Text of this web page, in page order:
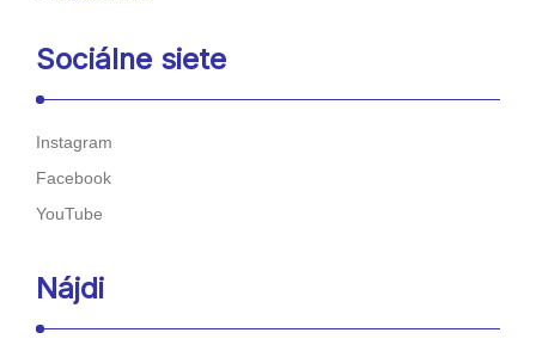
Sociálne siete
Instagram
Facebook
YouTube
Nájdi